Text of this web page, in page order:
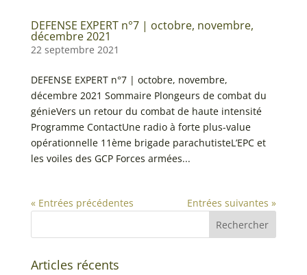
DEFENSE EXPERT n°7 | octobre, novembre,
décembre 2021
22 septembre 2021
DEFENSE EXPERT n°7 | octobre, novembre,
décembre 2021 Sommaire Plongeurs de combat du
génieVers un retour du combat de haute intensité
Programme ContactUne radio à forte plus-value
opérationnelle 11ème brigade parachutisteL’EPC et
les voiles des GCP Forces armées...
« Entrées précédentes Entrées suivantes »
Articles récents